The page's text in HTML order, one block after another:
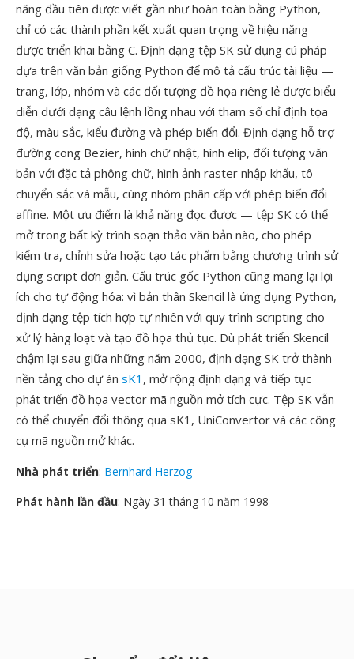
năng đầu tiên được viết gần như hoàn toàn bằng Python,
chỉ có các thành phần kết xuất quan trọng về hiệu năng
được triển khai bằng C. Định dạng tệp SK sử dụng cú pháp
dựa trên văn bản giống Python để mô tả cấu trúc tài liệu —
trang, lớp, nhóm và các đối tượng đồ họa riêng lẻ được biểu
diễn dưới dạng câu lệnh lồng nhau với tham số chỉ định tọa
độ, màu sắc, kiểu đường và phép biến đổi. Định dạng hỗ trợ
đường cong Bezier, hình chữ nhật, hình elip, đối tượng văn
bản với đặc tả phông chữ, hình ảnh raster nhập khẩu, tô
chuyển sắc và mẫu, cùng nhóm phân cấp với phép biến đổi
affine. Một ưu điểm là khả năng đọc được — tệp SK có thể
mở trong bất kỳ trình soạn thảo văn bản nào, cho phép
kiểm tra, chỉnh sửa hoặc tạo tác phẩm bằng chương trình sử
dụng script đơn giản. Cấu trúc gốc Python cũng mang lại lợi
ích cho tự động hóa: vì bản thân Skencil là ứng dụng Python,
định dạng tệp tích hợp tự nhiên với quy trình scripting cho
xử lý hàng loạt và tạo đồ họa thủ tục. Dù phát triển Skencil
chậm lại sau giữa những năm 2000, định dạng SK trở thành
nền tảng cho dự án sK1 , mở rộng định dạng và tiếp tục
phát triển đồ họa vector mã nguồn mở tích cực. Tệp SK vẫn
có thể chuyển đổi thông qua sK1, UniConvertor và các công
cụ mã nguồn mở khác.
Nhà phát triển: Bernhard Herzog
Phát hành lần đầu: Ngày 31 tháng 10 năm 1998